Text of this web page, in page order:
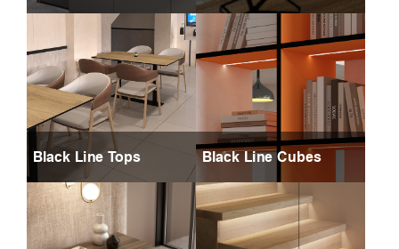
Black Line Tops Black Line Cubes